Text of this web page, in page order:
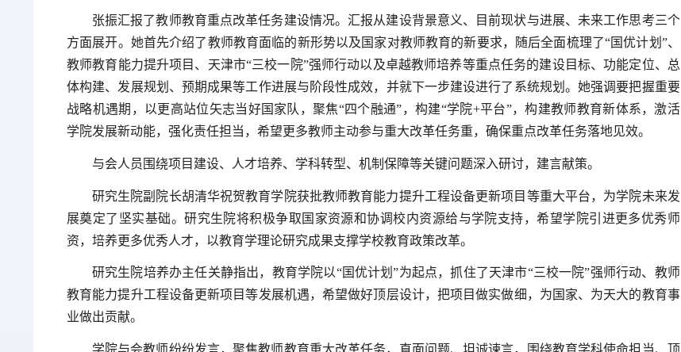
张振汇报了教师教育重点改革任务建设情况。汇报从建设背景意义、目前现状与进展、未来工作思考三个
方面展开。她首先介绍了教师教育面临的新形势以及国家对教师教育的新要求，随后全面梳理了“国优计划”、
教师教育能力提升项目、天津市“三校一院”强师行动以及卓越教师培养等重点任务的建设目标、功能定位、总
体构建、发展规划、预期成果等工作进展与阶段性成效，并就下一步建设进行了系统规划。她强调要把握重要
战略机遇期，以更高站位矢志当好国家队，聚焦“四个融通”，构建“学院+平台”，构建教师教育新体系，激活
学院发展新动能，强化责任担当，希望更多教师主动参与重大改革任务重，确保重点改革任务落地见效。
与会人员围绕项目建设、人才培养、学科转型、机制保障等关键问题深入研讨，建言献策。
研究生院副院长胡清华祝贺教育学院获批教师教育能力提升工程设备更新项目等重大平台，为学院未来发
展奠定了坚实基础。研究生院将积极争取国家资源和协调校内资源给与学院支持，希望学院引进更多优秀师
资，培养更多优秀人才，以教育学理论研究成果支撑学校教育政策改革。
研究生院培养办主任关静指出，教育学院以“国优计划”为起点，抓住了天津市“三校一院”强师行动、教师
教育能力提升工程设备更新项目等发展机遇，希望做好顶层设计，把项目做实做细，为国家、为天大的教育事
业做出贡献。
学院与会教师纷纷发言，聚焦教师教育重大改革任务，直面问题、坦诚谏言，围绕教育学科使命担当、顶